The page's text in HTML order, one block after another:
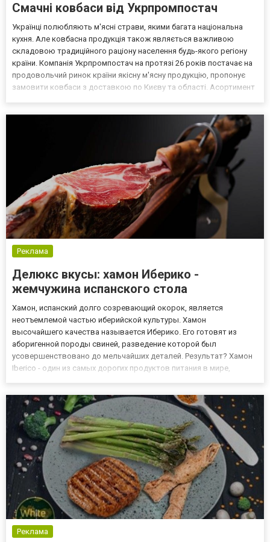
Смачні ковбаси від Укрпромпостач
Українці полюбляють м'ясні страви, якими багата національна
кухня. Але ковбасна продукція також являється важливою
складовою традиційного раціону населення будь-якого регіону
країни. Компанія Укрпромпостач на протязі 26 років постачає на
продовольчий ринок країни якісну м'ясну продукцію, пропонує
замовити ковбаси з доставкою по Києву та області. Асортимент
Реклама
Делюкс вкусы: хамон Иберико -
жемчужина испанского стола
Хамон, испанский долго созревающий окорок, является
неотъемлемой частью иберийской культуры. Хамон
высочайшего качества называется Иберико. Его готовят из
аборигенной породы свиней, разведение которой был
усовершенствовано до мельчайших деталей. Результат? Хамон
Iberico - один из самых дорогих продуктов питания в мире,
Иберико производится из мя...
Реклама